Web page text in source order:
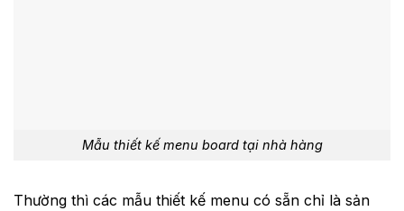
Mẫu thiết kế menu board tại nhà hàng
Thường thì các mẫu thiết kế menu có sẵn chỉ là sản